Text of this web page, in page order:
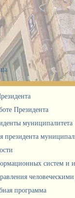
Президента
муниципалитета
президента
систем и
человеческими
программа